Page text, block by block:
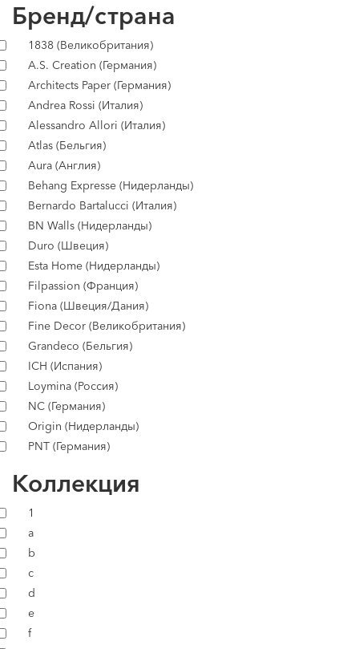
Бренд/страна
1838 (Великобритания)
A.S. Creation (Германия)
Architects Paper (Германия)
Andrea Rossi (Италия)
Alessandro Allori (Италия)
Atlas (Бельгия)
Aura (Англия)
Behang Expresse (Нидерланды)
Bernardo Bartalucci (Италия)
BN Walls (Нидерланды)
Duro (Швеция)
Esta Home (Нидерланды)
Filpassion (Франция)
Fiona (Швеция/Дания)
Fine Decor (Великобритания)
Grandeco (Бельгия)
ICH (Испания)
Loymina (Россия)
NC (Германия)
Origin (Нидерланды)
PNT (Германия)
Коллекция
1
a
b
c
d
e
f